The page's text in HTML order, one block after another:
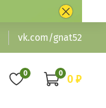
vk.com/gnat52
0 0 0 ₽